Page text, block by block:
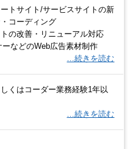
ートサイト/サービスサイトの新
コーディング
トの改善・リニューアル対応
ーなどのWeb広告素材制作
…続きを読む
くはコーダー業務経験1年以
…続きを読む